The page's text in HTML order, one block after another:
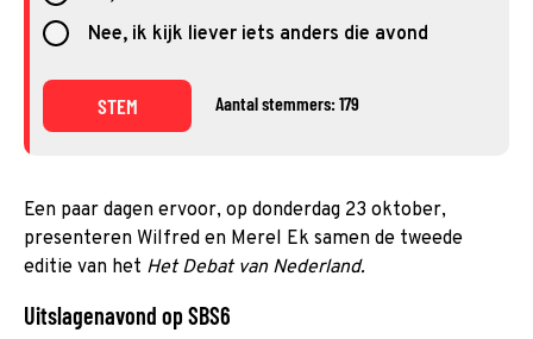
Nee, ik kijk liever iets anders die avond
STEM Aantal stemmers: 179
Een paar dagen ervoor, op donderdag 23 oktober,
presenteren Wilfred en Merel Ek samen de tweede
editie van het Het Debat van Nederland.
Uitslagenavond op SBS6